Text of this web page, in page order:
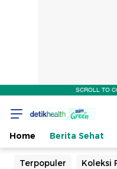
SCROLL TO
Home Berita Sehat
Terpopuler Koleksi